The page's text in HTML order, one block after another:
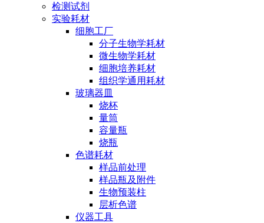
检测试剂
实验耗材
细胞工厂
分子生物学耗材
微生物学耗材
细胞培养耗材
组织学通用耗材
玻璃器皿
烧杯
量筒
容量瓶
烧瓶
色谱耗材
样品前处理
样品瓶及附件
生物预装柱
层析色谱
仪器工具